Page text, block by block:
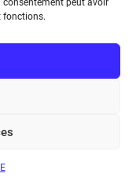
consentement peut avoir
fonctions.